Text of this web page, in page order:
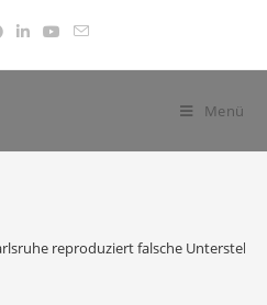
Menü
reproduziert falsche